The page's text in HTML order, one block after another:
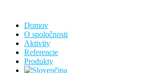
Domov
O spoločnosti
Aktivity
Referencie
Produkty